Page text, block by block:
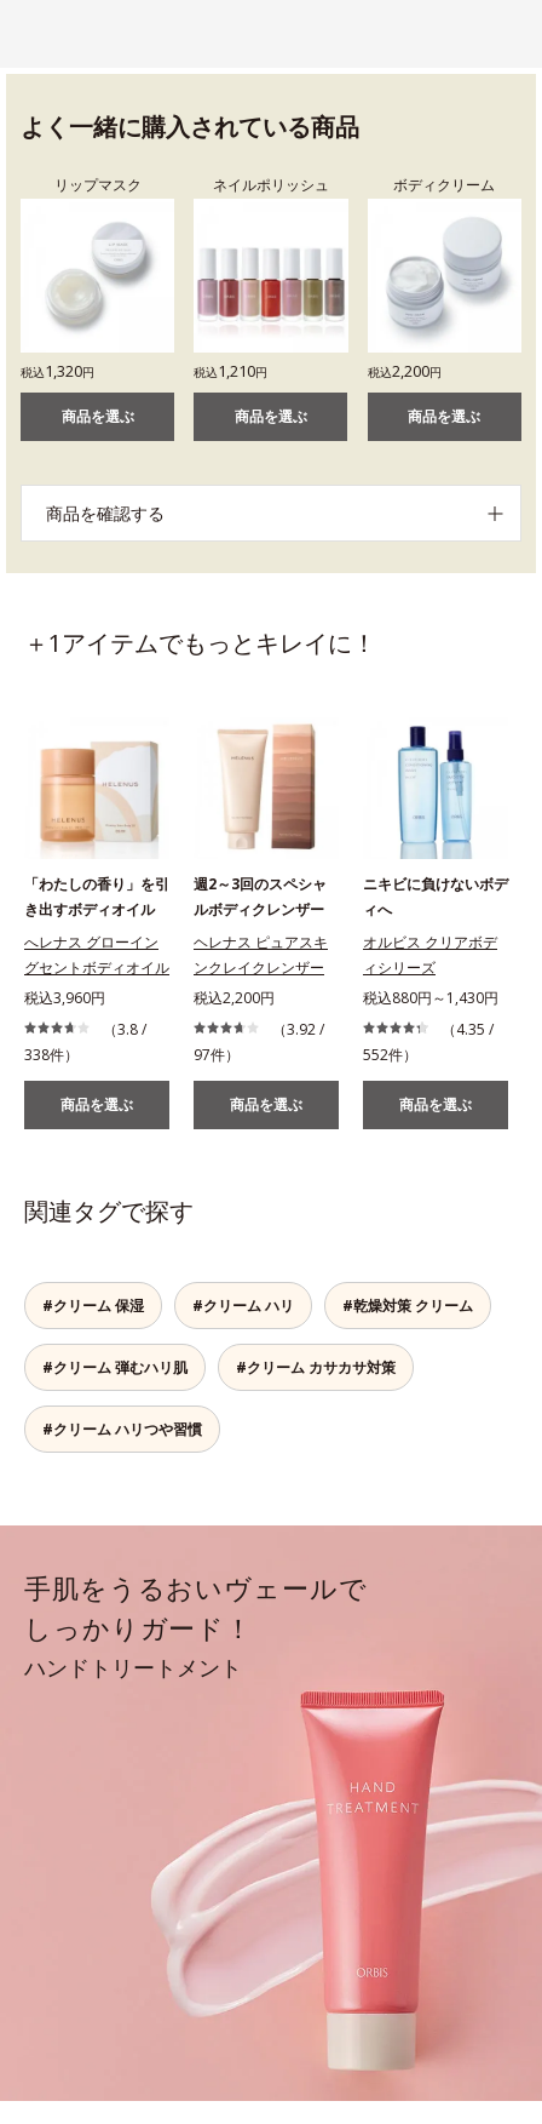
よく一緒に購入されている商品
リップマスク
税込1,320円
商品を選ぶ
ネイルポリッシュ
税込1,210円
商品を選ぶ
ボディクリーム
税込2,200円
商品を選ぶ
商品を確認する
＋1アイテムでもっとキレイに！
「わたしの香り」を引
き出すボディオイル
へレナス グローイン
グセントボディオイル
税込3,960円
（3.8 /
338件）
商品を選ぶ
週2～3回のスペシャ
ルボディクレンザー
ヘレナス ピュアスキ
ンクレイクレンザー
税込2,200円
（3.92 /
97件）
商品を選ぶ
ニキビに負けないボデ
ィへ
オルビス クリアボデ
ィシリーズ
税込880円～1,430円
（4.35 /
552件）
商品を選ぶ
関連タグで探す
#クリーム 保湿 #クリーム ハリ #乾燥対策 クリーム
#クリーム 弾むハリ肌 #クリーム カサカサ対策
#クリーム ハリつや習慣
手肌をうるおいヴェールで
しっかりガード！
ハンドトリートメント